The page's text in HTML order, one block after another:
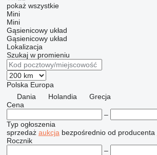
pokaż wszystkie
Mini
Mini
Gąsienicowy układ
Gąsienicowy układ
Lokalizacja
Szukaj w promieniu
Polska Europa
Dania
Holandia
Grecja
Cena
–
Typ ogłoszenia
sprzedaż aukcja bezpośrednio od producenta
Rocznik
–